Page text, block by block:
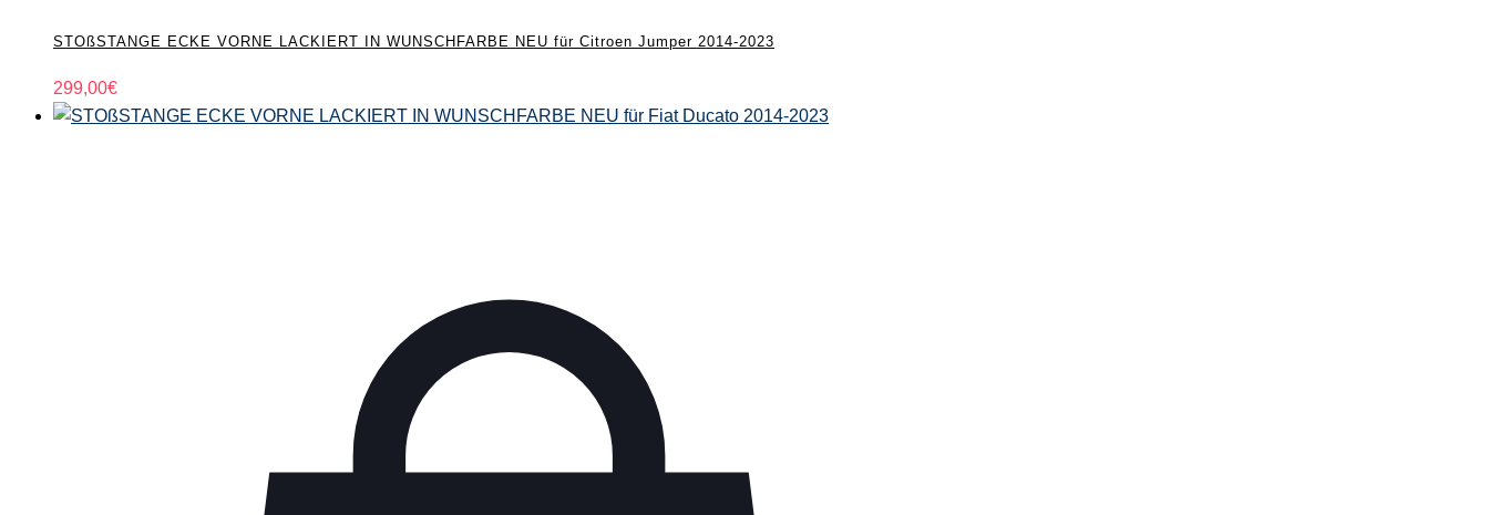
STOßSTANGE ECKE VORNE LACKIERT IN WUNSCHFARBE NEU für Citroen Jumper 2014-2023
299,00€